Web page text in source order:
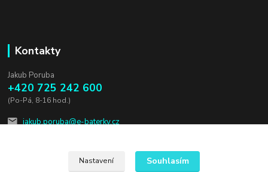
Kontakty
Jakub Poruba
+420 725 242 600
(Po-Pá, 8-16 hod.)
jakub.poruba@e-baterky.cz
Nastavení Souhlasím